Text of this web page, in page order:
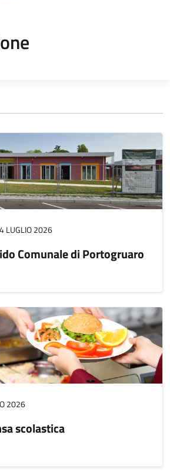
LUGLIO 2026
Comunale di Portogruaro
2026
scolastica